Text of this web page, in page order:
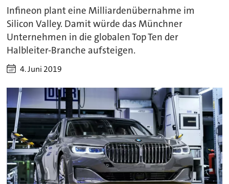
Infineon plant eine Milliardenübernahme im
Silicon Valley. Damit würde das Münchner
Unternehmen in die globalen Top Ten der
Halbleiter-Branche aufsteigen.
4. Juni 2019